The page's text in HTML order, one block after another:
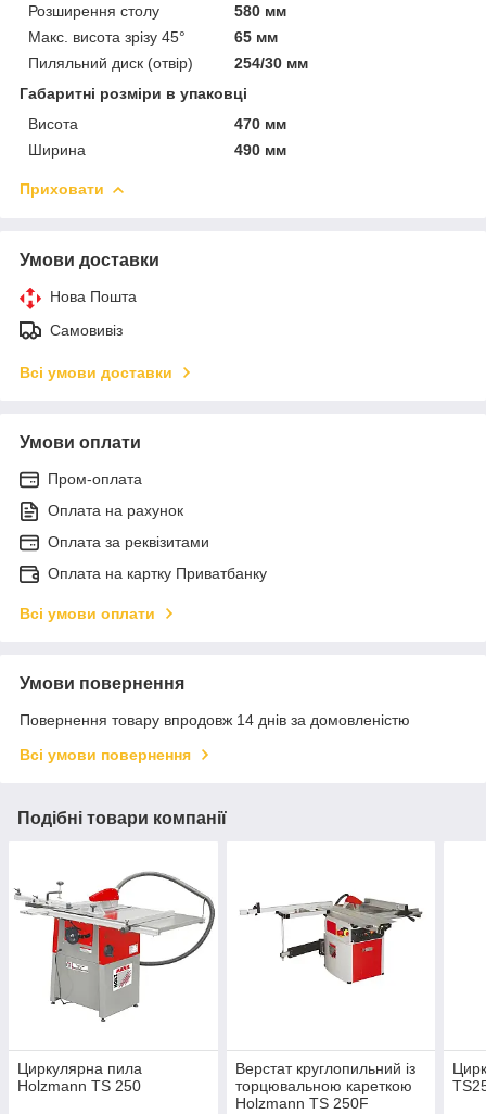
Розширення столу
580 мм
Макс. висота зрізу 45°
65 мм
Пиляльний диск (отвір)
254/30 мм
Габаритні розміри в упаковці
Висота
470 мм
Ширина
490 мм
Приховати
Умови доставки
Нова Пошта
Самовивіз
Всі умови доставки
Умови оплати
Пром-оплата
Оплата на рахунок
Оплата за реквізитами
Оплата на картку Приватбанку
Всі умови оплати
Умови повернення
Повернення товару впродовж 14 днів за домовленістю
Всі умови повернення
Подібні товари компанії
Циркулярна пила
Holzmann TS 250
Верстат круглопильний із
торцювальною кареткою
Holzmann TS 250F